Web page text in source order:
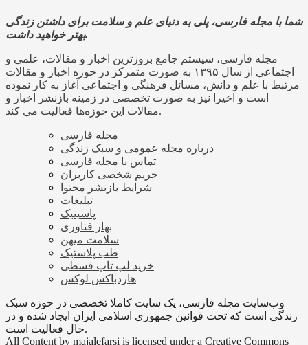
شما با مجله فارسی، پلی به دنیای علم و سلامت برای داشتن زندگی
بهتر خواهید داشت.
مجله فارسی، سیستم جامع بروزترین اخبار و مقالات، علمی و
اجتماعی از سال ۱۳۹۵ به صورت متمرکز در حوزه اخبار و مقالات
مرتبط با علم و دانش، مسائل فرهنگی و اجتماعی آغاز به کار نموده
است و اخیرا نیز به صورت تخصصی در زمینه بازنشر اخبار و
مقالات این حوزه‌ها فعالیت می کند.
مجله فارسی
درباره مجله عمومی و سبک زندگی
تماس با مجله فارسی
حریم شخصی کاربران
شرایط بازنشر محتوا
تبلیغات
پاسینیک
بهار فناوری
سلامت میهن
طب پلاستیک
خرید لپ تاپ قسطی
هاردباکس لوکس
وب‌سایت مجله فارسی، یک سایت کاملا تخصصی در حوزه سبک
زندگی است که تحت قوانین جمهوری اسلامی ایران ایجاد شده و در
حال فعالیت است.
All Content by majalefarsi is licensed under a Creative Commons